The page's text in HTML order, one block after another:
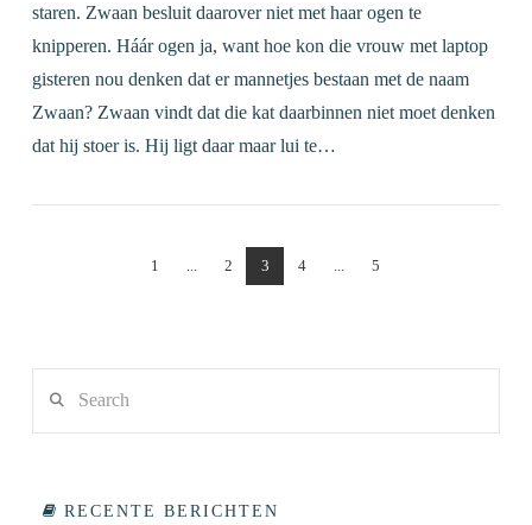
staren. Zwaan besluit daarover niet met haar ogen te
knipperen. Háár ogen ja, want hoe kon die vrouw met laptop
gisteren nou denken dat er mannetjes bestaan met de naam
Zwaan? Zwaan vindt dat die kat daarbinnen niet moet denken
dat hij stoer is. Hij ligt daar maar lui te…
1 2 3 4 5
RECENTE BERICHTEN